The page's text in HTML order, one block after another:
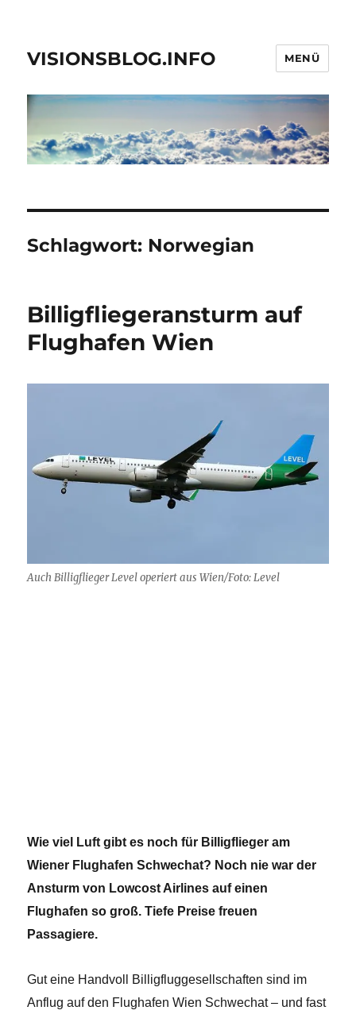
VISIONSBLOG.INFO MENÜ
Schlagwort: Norwegian
Billigfliegeransturm auf
Flughafen Wien
Auch Billigflieger Level operiert aus Wien/Foto: Level
Wie viel Luft gibt es noch für Billigflieger am
Wiener Flughafen Schwechat? Noch nie war der
Ansturm von Lowcost Airlines auf einen
Flughafen so groß. Tiefe Preise freuen
Passagiere.
Gut eine Handvoll Billigfluggesellschaften sind im
Anflug auf den Flughafen Wien Schwechat – und fast